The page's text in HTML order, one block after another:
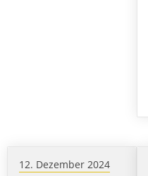
12. Dezember 2024